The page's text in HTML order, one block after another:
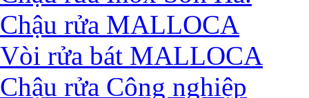
Chậu rửa MALLOCA
Vòi rửa bát MALLOCA
Chậu rửa Công nghiệp